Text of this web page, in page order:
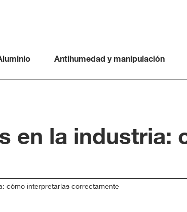
Antihumedad y manipulación
en la industria:
cómo interpretarlas correctamente